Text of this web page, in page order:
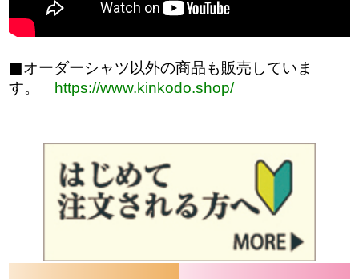
オーダーシャツ以外の商品も販売していま
す。 https://www.kinkodo.shop/